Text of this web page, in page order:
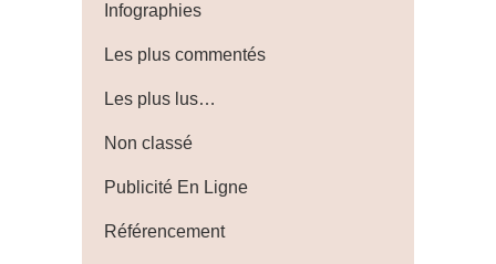
Infographies
Les plus commentés
Les plus lus…
Non classé
Publicité En Ligne
Référencement